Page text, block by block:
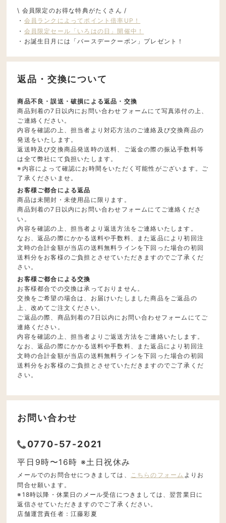
\ 会員限定のお得な特典がたくさん /
・ 会員ランクによってポイント倍率UP！
・ 会員限定セール「いろはの日」開催中！
・お誕生日月には「バースデークーポン」プレゼント！
返品・交換について
商品不良・誤送・破損による返品・交換
商品到着の7日以内にお問い合わせフォームにて写真添付の上、
ご連絡ください。
内容を確認の上、担当者より対応方法のご連絡及び交換商品の
発送をいたします。
返送時及び交換商品発送時の送料、ご返金の際の振込手数料等
は全て弊社にて負担いたします。
※内容によって確認にお時間をいただく可能性がございます。ご
了承くださいませ。
お客様ご都合による返品
商品は未開封・未使用品に限ります。
商品到着の7日以内にお問い合わせフォームにてご連絡くださ
い。
内容を確認の上、担当者より返送方法をご連絡いたします。
なお、返品の際にかかる送料や手数料、また返品により初回注
文時の合計金額が当店の送料無料ラインを下回った場合の初回
送料分をお客様のご負担とさせていただきますのでご了承くだ
さい。
お客様ご都合による交換
お客様都合での交換は承っておりません。
交換をご希望の場合は、お届けいたしました商品をご返品の
上、改めてご注文ください。
ご返品の際、商品到着の7日以内にお問い合わせフォームにてご
連絡ください。
内容を確認の上、担当者よりご返送方法をご連絡いたします。
なお、返品の際にかかる送料や手数料、また返品により初回注
文時の合計金額が当店の送料無料ラインを下回った場合の初回
送料分をお客様のご負担とさせていただきますのでご了承くだ
さい。
お問い合わせ
0770-57-2021
平日9時〜16時 ※土日祝休み
メールでのお問合せにつきましては、 こちらのフォーム よりお
問合せ願います。
※18時以降・休業日のメール受信につきましては、翌営業日に
返信させていただきますのでご了承ください。
店舗運営責任者：江藤彩夏